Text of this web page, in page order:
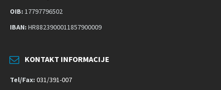
OIB: 17797796502
IBAN: HR8823900011857900009
KONTAKT INFORMACIJE
Tel/Fax: 031/391-007